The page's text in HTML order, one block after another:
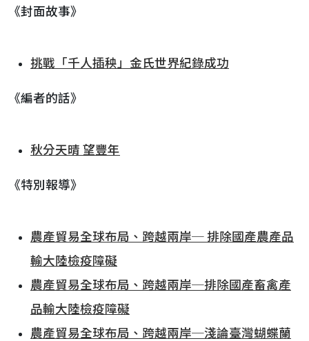
《封面故事》
挑戰「千人插秧」金氏世界紀錄成功
《編者的話》
秋分天晴 望豐年
《特別報導》
農產貿易全球布局、跨越兩岸─ 排除國產農產品
輸大陸檢疫障礙
農產貿易全球布局、跨越兩岸─排除國產畜禽產
品輸大陸檢疫障礙
農產貿易全球布局、跨越兩岸─淺論臺灣蝴蝶蘭